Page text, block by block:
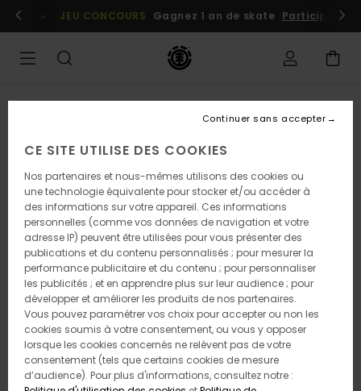
l'information
Se connecter / s'inscrire
JEU CONCOURS Gagnez 1 an de skate Participez
CE SITE UTILISE DES COOKIES
Nos partenaires et nous-mêmes utilisons des cookies ou
une technologie équivalente pour stocker et/ou accéder à
des informations sur votre appareil. Ces informations
personnelles (comme vos données de navigation et votre
adresse IP) peuvent être utilisées pour vous présenter des
publications et du contenu personnalisés ; pour mesurer la
performance publicitaire et du contenu ; pour personnaliser
les publicités ; et en apprendre plus sur leur audience ; pour
développer et améliorer les produits de nos partenaires.
Vous pouvez paramétrer vos choix pour accepter ou non les
cookies soumis à votre consentement, ou vous y opposer
lorsque les cookies concernés ne relèvent pas de votre
consentement (tels que certains cookies de mesure
d’audience). Pour plus d'informations, consultez notre :
Continuer sans accepter